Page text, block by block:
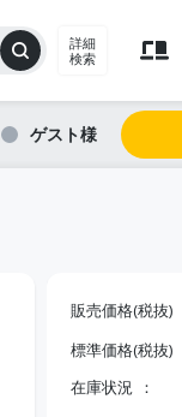
詳細
検索
ゲスト
販売価格(税抜)
標準価格(税抜)
在庫状況